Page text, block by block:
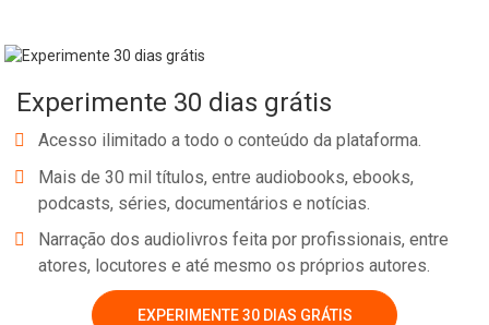
Experimente 30 dias grátis
Acesso ilimitado a todo o conteúdo da plataforma.
Mais de 30 mil títulos, entre audiobooks, ebooks,
podcasts, séries, documentários e notícias.
Narração dos audiolivros feita por profissionais, entre
atores, locutores e até mesmo os próprios autores.
EXPERIMENTE 30 DIAS GRÁTIS